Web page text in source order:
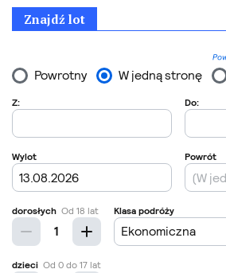
Znajdź lot